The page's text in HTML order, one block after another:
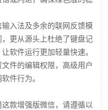
入法及多余的联网反馈模
更从源头上杜绝了键盘记
软件运行更加轻量快速。
件的编辑权限，高级用户
件行为。
款增强版微信，请遵循以